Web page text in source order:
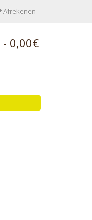
Afrekenen
0,00€